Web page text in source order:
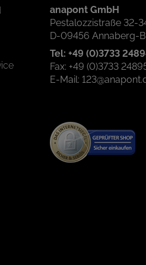
anapont GmbH
Pestalozzistraße 32-
D-09456 Annaberg-
Tel: +49 (0)3733
Fax: +49 (0)3733
E-Mail: